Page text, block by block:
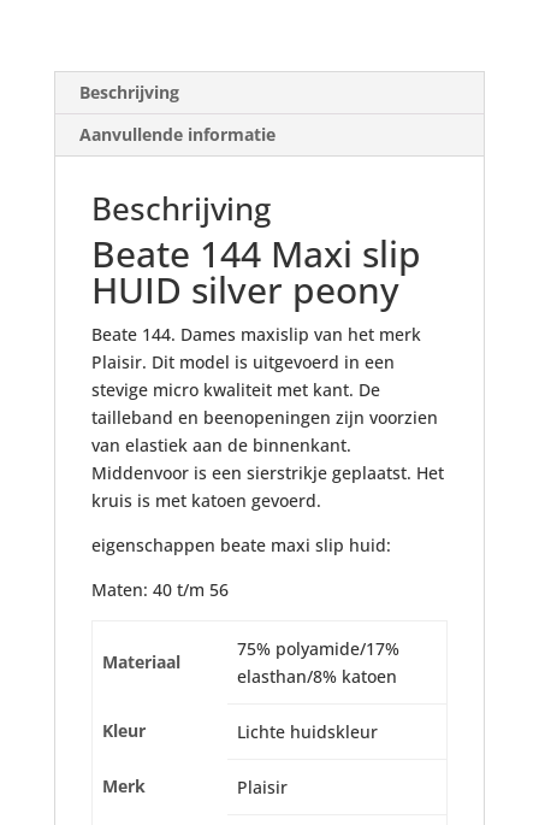
Beschrijving
Aanvullende informatie
Beschrijving
Beate 144 Maxi slip
HUID silver peony
Beate 144. Dames maxislip van het merk
Plaisir. Dit model is uitgevoerd in een
stevige micro kwaliteit met kant. De
tailleband en beenopeningen zijn voorzien
van elastiek aan de binnenkant.
Middenvoor is een sierstrikje geplaatst. Het
kruis is met katoen gevoerd.
eigenschappen beate maxi slip huid:
Maten: 40 t/m 56
Materiaal
75% polyamide/17%
elasthan/8% katoen
Kleur Lichte huidskleur
Merk Plaisir